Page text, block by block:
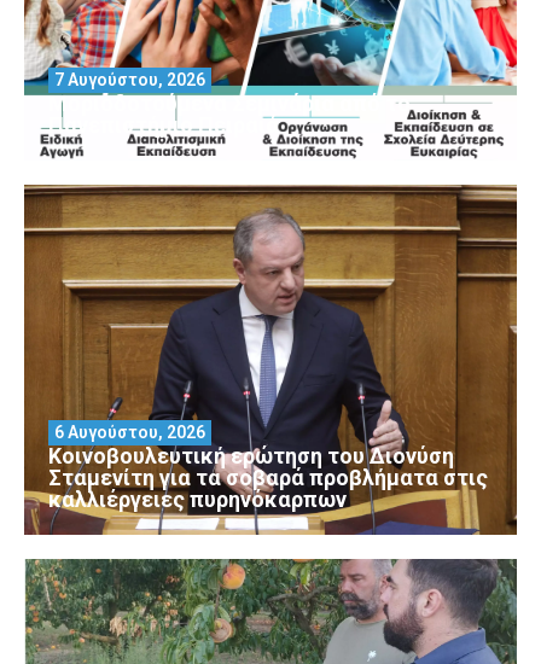
Μοριοδοτούμενα Σεμινάρια από το
Πανεπιστήμιο Πειραιά
7 Αυγούστου, 2026
Κοινοβουλευτική ερώτηση του Διονύση
Σταμενίτη για τα σοβαρά προβλήματα στις
καλλιέργειες πυρηνόκαρπων
6 Αυγούστου, 2026